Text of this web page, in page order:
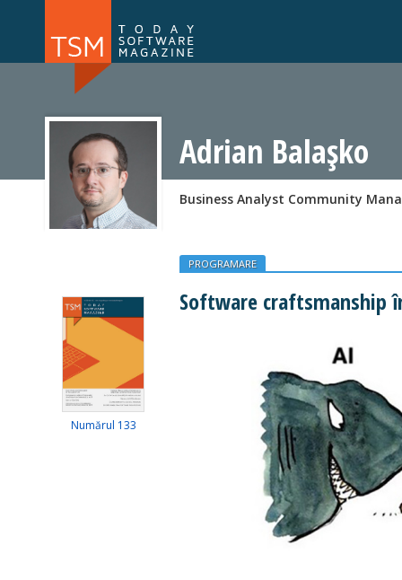
NOU
Adrian Balașko
Business Analyst Community
Numărul 133
PROGRAMARE
Software craftsmanship